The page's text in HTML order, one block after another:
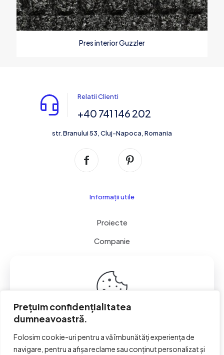
Prețuim confidențialitatea
dumneavoastră.
Folosim cookie-uri pentru a vă îmbunătăți experiența de
navigare, pentru a afișa reclame sau conținut personalizat și
Pres interior Guzzler
Relatii Clienti
+40 741 146 202
str. Branului 53, Cluj-Napoca, Romania
Informații utile
Proiecte
Companie
Contact
© 2026 Ax Perpetuum Impex S.R.L. | Toate drepturile
This website uses cookies to improve your experience.
Policy.